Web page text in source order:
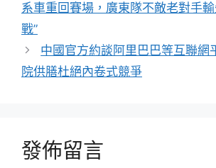
系車重回賽場，廣東隊不敵老對手
戰”
中國官方約談阿里巴巴等互聯網
院供膳杜絕內卷式競爭
發佈留言